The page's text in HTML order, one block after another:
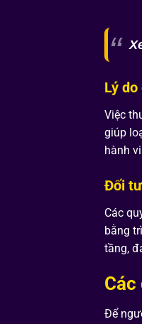
Lý
Việc
giúp
hành
Đối
Các
bằng
tầng,
Để